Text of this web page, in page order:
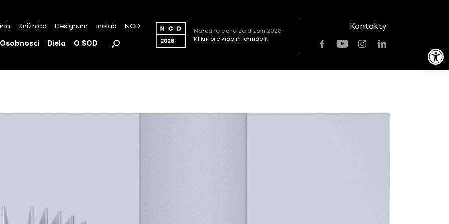
Open toolbar
Knižnica Designum Inolab NCD
Osobnosti Diela O SCD
Národná cena za dizajn 2026
Klikni pre viac informácií!
Kontakty